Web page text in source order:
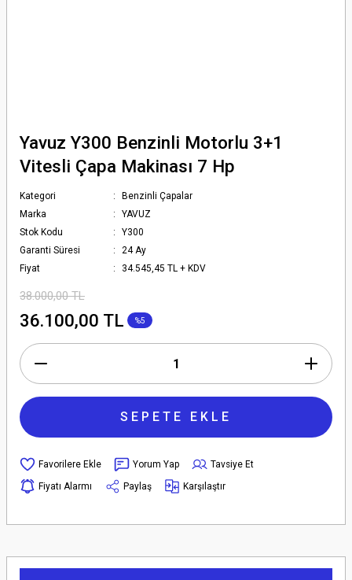
Yavuz Y300 Benzinli Motorlu 3+1
Vitesli Çapa Makinası 7 Hp
Kategori
Benzinli Çapalar
Marka
YAVUZ
Stok Kodu
Y300
Garanti Süresi
24 Ay
Fiyat
34.545,45 TL + KDV
38.000,00 TL
36.100,00 TL %5
SEPETE EKLE
Yorum Yap
Tavsiye Et
Fiyatı Alarmı
Paylaş Karşılaştır